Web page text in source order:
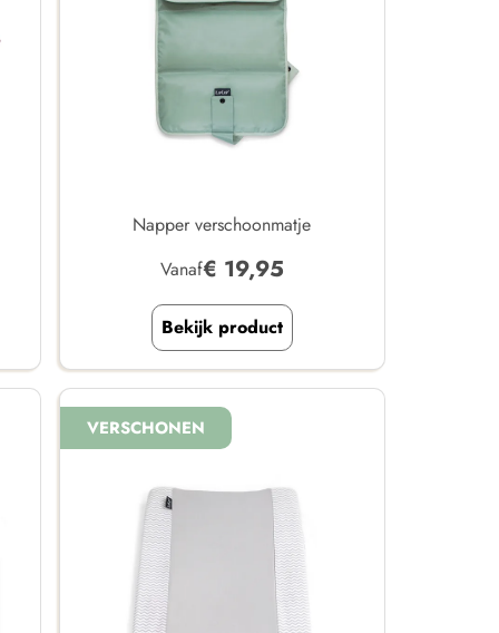
Napper verschoonmatje
Vanaf€ 19,95
Bekijk product
VERSCHONEN